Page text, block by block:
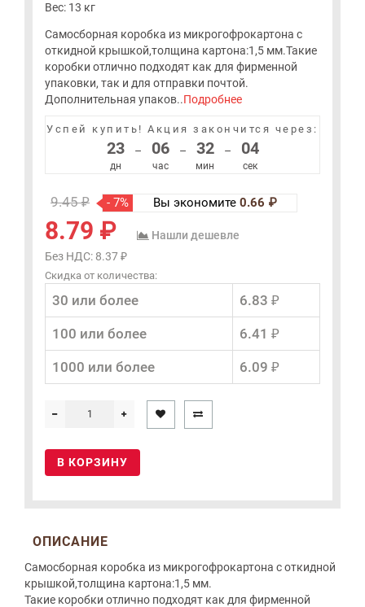
Вес: 13 кг
Самосборная коробка из микрогофрокартона с
откидной крышкой,толщина картона:1,5 мм.Такие
коробки отлично подходят как для фирменной
упаковки, так и для отправки почтой.
Дополнительная упаков..Подробнее
Успей купить!Акция закончится через:
23
дн
– 06
час
– 32
мин
– 03
сек
9.45 ₽ - 7% Вы экономите 0.66 ₽
8.79 ₽
Нашли дешевле
Без НДС: 8.37 ₽
Скидка от количества:
30 или более 6.83 ₽
100 или более 6.41 ₽
1000 или более 6.09 ₽
В КОРЗИНУ
ОПИСАНИЕ
Самосборная коробка из микрогофрокартона с откидной
крышкой,толщина картона:1,5 мм.
Такие коробки отлично подходят как для фирменной